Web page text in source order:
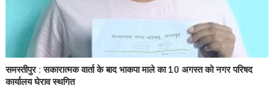
समस्तीपुर : सकारात्मक वार्ता के बाद भाकपा माले का 10 अगस्त को नगर परिषद
कार्यालय घेराव स्थगित